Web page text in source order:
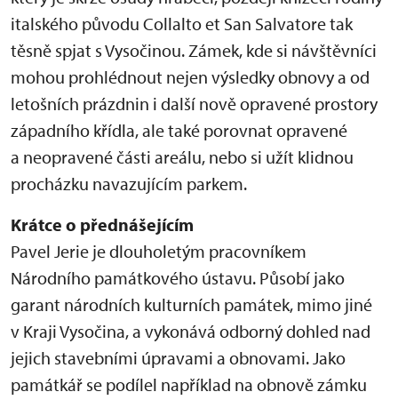
italského původu Collalto et San Salvatore tak
těsně spjat s Vysočinou. Zámek, kde si návštěvníci
mohou prohlédnout nejen výsledky obnovy a od
letošních prázdnin i další nově opravené prostory
západního křídla, ale také porovnat opravené
a neopravené části areálu, nebo si užít klidnou
procházku navazujícím parkem.
Krátce o přednášejícím
Pavel Jerie je dlouholetým pracovníkem
Národního památkového ústavu. Působí jako
garant národních kulturních památek, mimo jiné
v Kraji Vysočina, a vykonává odborný dohled nad
jejich stavebními úpravami a obnovami. Jako
památkář se podílel například na obnově zámku